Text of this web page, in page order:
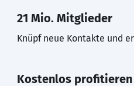
21 Mio. Mitglieder
Knüpf neue Kontakte und
Kostenlos profitieren